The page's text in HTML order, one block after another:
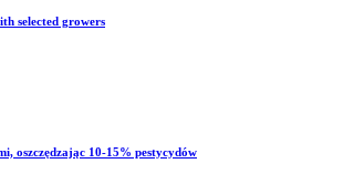
selected growers
oszczędzając 10-15% pestycydów